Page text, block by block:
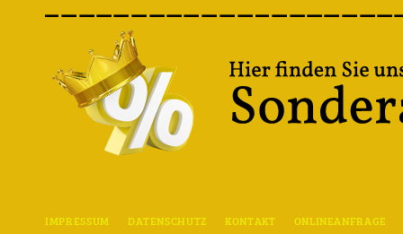
IMPRESSUM DATENSCHUTZ KONTAKT ONLINEANFRAGE